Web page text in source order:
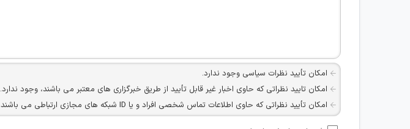
امکان تأیید نظرات سیاسی وجود ندارد.
امکان تایید نظراتی که حاوی اخبار غیر قابل تأیید از طریق خبرگزاری های معتبر می باشند، وجود ندارد.
امکان تأیید نظراتی که حاوی اطلاعات تماس شخصی افراد و یا ID شبکه های مجازی ارتباطی می باشند وجود ندارد.